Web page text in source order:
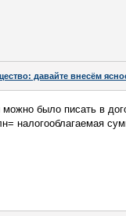
давайте внесём
было писать в
налогооблагаемая